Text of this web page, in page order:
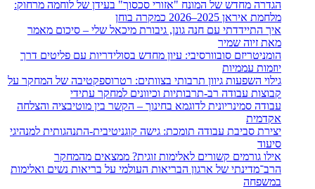
הגדרה מחדש של המונח "אזורי סכסוך" בעידן של לוחמה מרחוק:
מלחמת איראן 2025–2026 כמקרה בוחן
איך התיידדתי עם חנה גונן, גיבורת מיכאל שלי – סיכום מאמר
מאת זיוה שמיר
הומניטריזם סובוורסיבי: עיון מחדש בסולידריות עם פליטים דרך
יוזמות עממיות
גילוי השפעות גיוון תרבותי בצוותים: רטרוספקטיבה של המחקר על
קבוצות עבודה רב-תרבותיות וכיוונים למחקר עתידי
עבודה סמינריונית לדוגמא בחינוך – הקשר בין מוטיבציה והצלחה
אקדמית
יצירת סביבת עבודה תומכת: גישה קוגניטיבית-התנהגותית למנהיגי
סיעוד
אילו גורמים קשורים לאלימות זוגית? ממצאים מהמחקר
הרב־מדינתי של ארגון הבריאות העולמי על בריאות נשים ואלימות
במשפחה